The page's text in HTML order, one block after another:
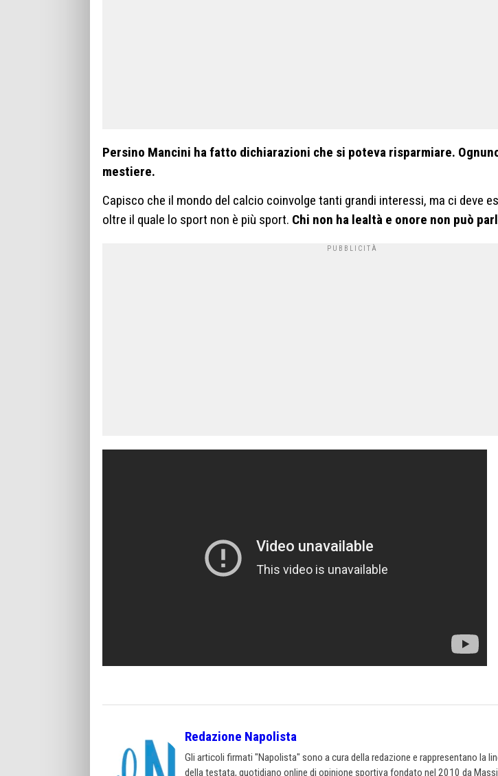
Persino Mancini ha fatto dichiarazioni che si poteva risparmiare.
mestiere.
Capisco che il mondo del calcio coinvolge tanti grandi interessi, ma ci deve
oltre il quale lo sport non è più sport. Chi non ha lealtà e onore non può
Redazione Napolista
Gli articoli firmati "Napolista" sono a cura della redazione e rappresentano la
della testata, quotidiano online di opinione sportiva fondato nel 2010 da